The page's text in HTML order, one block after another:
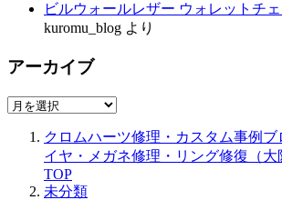
ビルウォールレザー ウォレットチ
kuromu_blog より
アーカイブ
ア
クロムハーツ修理・カスタム事例
イヤ・メガネ修理・リング修復（大
TOP
未分類